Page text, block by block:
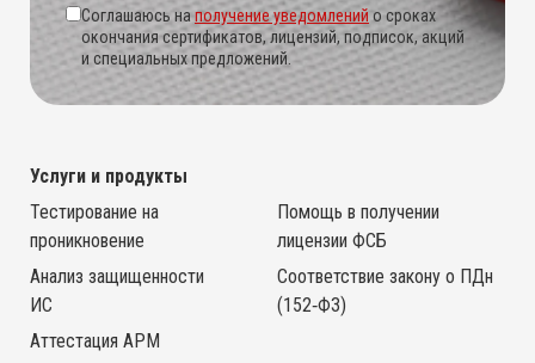
Соглашаюсь наполучение уведомленийо сроках
окончания сертификатов, лицензий, подписок, акций
и специальных предложений.
Alternative:
Услуги и продукты
Тестирование на
проникновение
Анализ защищенности
ИС
Аттестация АРМ
Помощь в получении
лицензии ФСБ
Соответствие закону о ПДн
(152‑ФЗ)